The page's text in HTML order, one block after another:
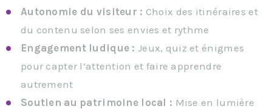
Autonomie du visiteur : Choix des itinéraires et
du contenu selon ses envies et rythme
Engagement ludique : Jeux, quiz et énigmes
pour capter l’attention et faire apprendre
autrement
Soutien au patrimoine local : Mise en lumière